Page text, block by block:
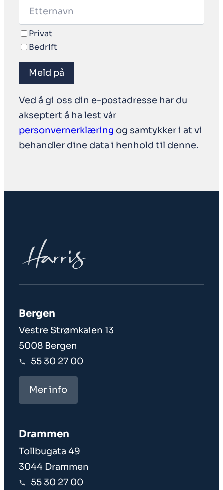
Privat
Bedrift
Meld på
Ved å gi oss din e-postadresse har du
akseptert å ha lest vår
personvernerklæring og samtykker i at vi
behandler dine data i henhold til denne.
Bergen
Vestre Strømkaien 13
5008 Bergen
55 30 27 00
Mer info
Drammen
Tollbugata 49
3044 Drammen
55 30 27 00